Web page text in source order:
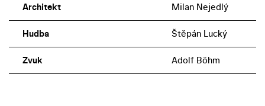
Architekt Milan Nejedlý
Hudba Štěpán Lucký
Zvuk Adolf Böhm